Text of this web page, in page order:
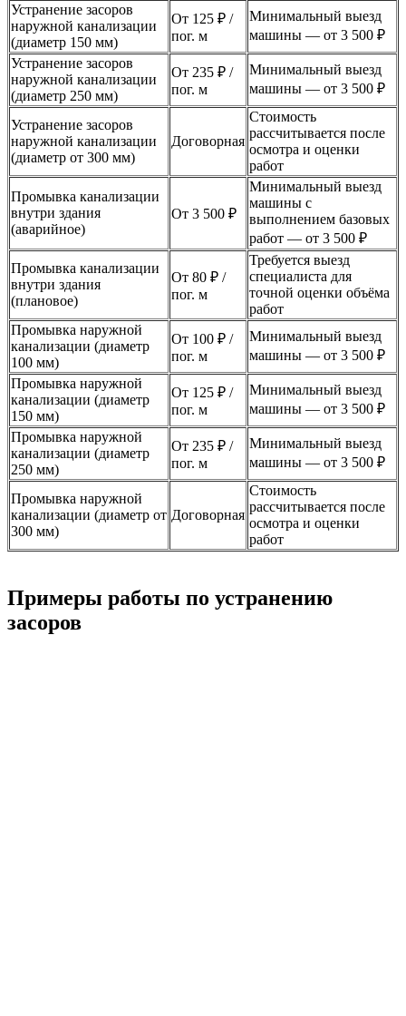
Устранение засоров
наружной канализации
(диаметр 150 мм)
От 125 ₽ /
пог. м
Минимальный выезд
машины — от 3 500 ₽
Устранение засоров
наружной канализации
(диаметр 250 мм)
От 235 ₽ /
пог. м
Минимальный выезд
машины — от 3 500 ₽
Устранение засоров
наружной канализации
(диаметр от 300 мм)
Договорная
Стоимость
рассчитывается после
осмотра и оценки
работ
Промывка канализации
внутри здания
(аварийное)
От 3 500 ₽
Минимальный выезд
машины с
выполнением базовых
работ — от 3 500 ₽
Промывка канализации
внутри здания
(плановое)
От 80 ₽ /
пог. м
Требуется выезд
специалиста для
точной оценки объёма
работ
Промывка наружной
канализации (диаметр
100 мм)
От 100 ₽ /
пог. м
Минимальный выезд
машины — от 3 500 ₽
Промывка наружной
канализации (диаметр
150 мм)
От 125 ₽ /
пог. м
Минимальный выезд
машины — от 3 500 ₽
Промывка наружной
канализации (диаметр
250 мм)
От 235 ₽ /
пог. м
Минимальный выезд
машины — от 3 500 ₽
Промывка наружной
канализации (диаметр от
300 мм)
Договорная
Стоимость
рассчитывается после
осмотра и оценки
работ
Примеры работы по устранению
засоров